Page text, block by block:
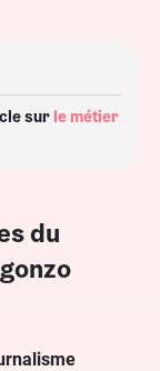
sur le métier
du